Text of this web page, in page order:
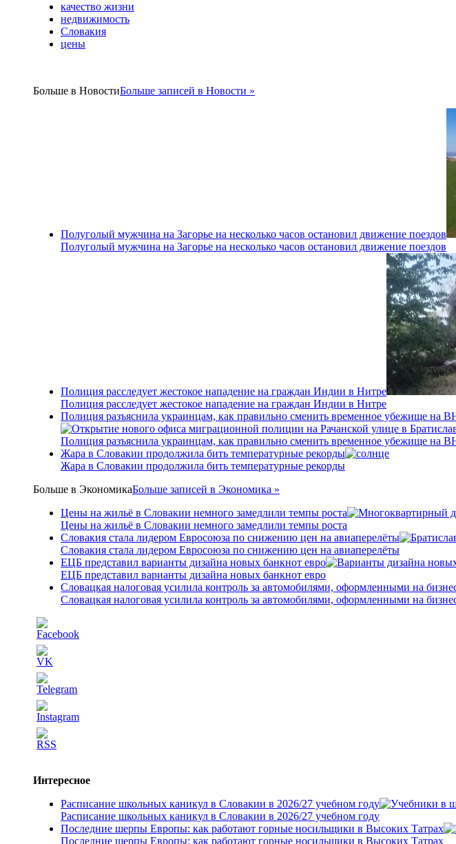
Link
качество жизни
недвижимость
Словакия
цены
Больше в НовостиБольше записей в Новости »
Полуголый мужчина на Загорье на несколько часов остановил движение поездов
Полуголый мужчина на Загорье на несколько часов остановил движение поездов
Полиция расследует жестокое нападение на граждан Индии в Нитре
Полиция расследует жестокое нападение на граждан Индии в Нитре
Полиция разъяснила украинцам, как правильно сменить временное убежище на
Полиция разъяснила украинцам, как правильно сменить временное убежище на
Жара в Словакии продолжила бить температурные рекорды
Жара в Словакии продолжила бить температурные рекорды
Больше в ЭкономикаБольше записей в Экономика »
Цены на жильё в Словакии немного замедлили темпы роста
Цены на жильё в Словакии немного замедлили темпы роста
Словакия стала лидером Евросоюза по снижению цен на авиаперелёты
Словакия стала лидером Евросоюза по снижению цен на авиаперелёты
ЕЦБ представил варианты дизайна новых банкнот евро
ЕЦБ представил варианты дизайна новых банкнот евро
Словацкая налоговая усилила контроль за автомобилями, оформленными на
Словацкая налоговая усилила контроль за автомобилями, оформленными на
Интересное
Расписание школьных каникул в Словакии в 2026/27 учебном году
Расписание школьных каникул в Словакии в 2026/27 учебном году
Последние шерпы Европы: как работают горные носильщики в Высоких Татрах
Последние шерпы Европы: как работают горные носильщики в Высоких Татрах